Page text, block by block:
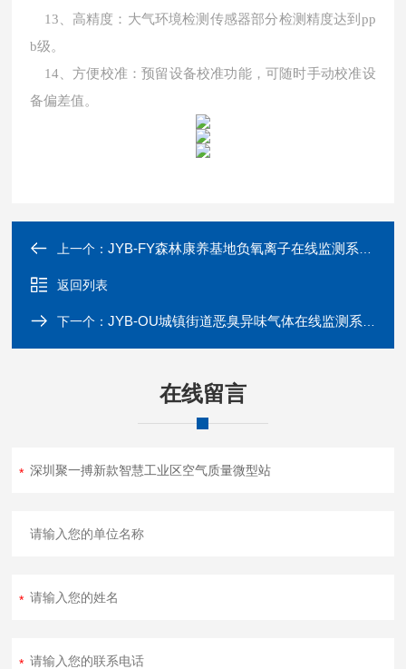
13、高精度：大气环境检测传感器部分检测精度达到pp
b级。
14、方便校准：预留设备校准功能，可随时手动校准设
备偏差值。
上一个：JYB-FY森林康养基地负氧离子在线监测系统-聚一搏
返回列表
下一个：JYB-OU城镇街道恶臭异味气体在线监测系统OU电子鼻
在线留言